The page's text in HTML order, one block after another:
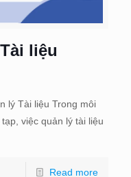
liệu
lý Tài liệu Trong môi
việc quản lý tài liệu
Read more